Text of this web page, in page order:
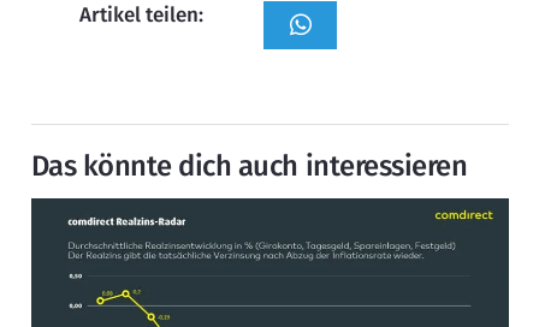
Artikel teilen:
Das könnte dich auch interessieren